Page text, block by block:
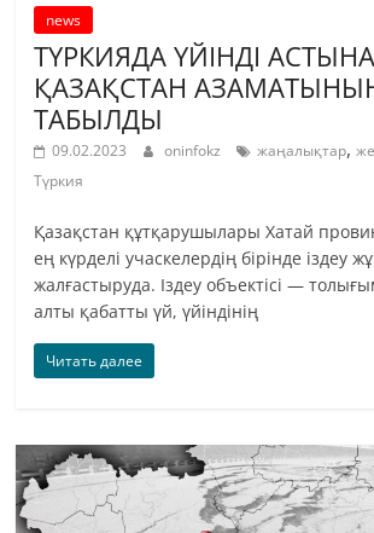
news
ТҮРКИЯДА ҮЙІНДІ
ҚАЗАҚСТАН
ТАБЫЛДЫ
09.02.2023 oninfokz жаңалықтар,
Түркия
Қазақстан құтқарушылары Хатай
ең күрделі учаскелердің бірінде іздеу
жалғастыруда. Іздеу объектісі —
алты қабатты үй, үйіндінің
Читать далее